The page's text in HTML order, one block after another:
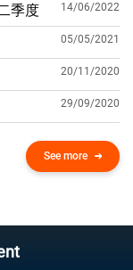
季度 14/06/2022
05/05/2021
20/11/2020
29/09/2020
See more